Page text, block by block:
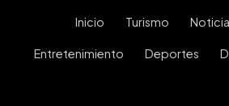
Inicio Turismo
Entretenimiento Deportes